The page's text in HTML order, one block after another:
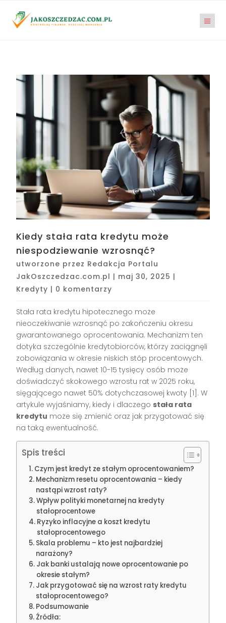
Kiedy stała rata kredytu może
niespodziewanie wzrosnąć?
utworzone przez Redakcja Portalu
JakOszczedzac.com.pl | maj 30, 2025 |
Kredyty | 0 komentarzy
Stała rata kredytu hipotecznego może
nieoczekiwanie wzrosnąć po zakończeniu okresu
gwarantowanego oprocentowania. Mechanizm ten
dotyka szczególnie kredytobiorców, którzy zaciągnęli
zobowiązania w okresie niskich stóp procentowych.
Według danych, nawet 10-15 tysięcy osób może
doświadczyć skokowego wzrostu rat w 2025 roku,
sięgającego nawet 50% dotychczasowej kwoty [1]. W
artykule wyjaśniamy, kiedy i dlaczego stała rata
kredytu może się zmienić oraz jak przygotować się
na taką ewentualność.
Spis treści
Czym jest kredyt ze stałym oprocentowaniem?
Mechanizm resetu oprocentowania – kiedy
nastąpi wzrost raty?
Wpływ polityki monetarnej na kredyty
stałoprocentowe
Ryzyko inflacyjne a koszt kredytu
stałoprocentowego
Skala problemu – kto jest najbardziej
narażony?
Jak banki ustalają nowe oprocentowanie po
okresie stałym?
Jak przygotować się na wzrost raty kredytu
stałoprocentowego?
Podsumowanie
Źródła: